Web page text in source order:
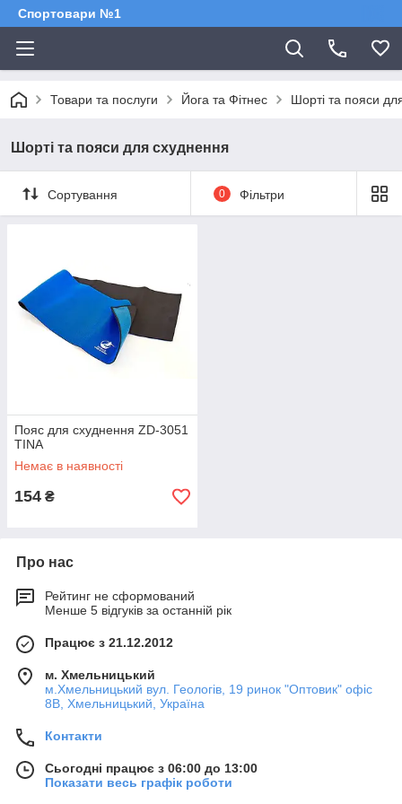
Спортовари №1
Товари та послуги Йога та Фітнес Шорті та пояси
Шорті та пояси для схуднення
Сортування 0 Фільтри
Пояс для схуднення ZD-3051
TINA
Немає в наявності
154 ₴
Про нас
Рейтинг не сформований
Менше 5 відгуків за останній рік
Працює з 21.12.2012
м. Хмельницький
м.Хмельницький вул. Геологів, 19 ринок "Оптовик" офіс
8В, Хмельницький, Україна
Контакти
Сьогодні працює з 06:00 до 13:00
Показати весь графік роботи